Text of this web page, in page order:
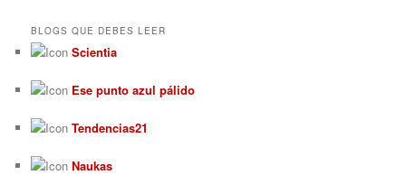
BLOGS QUE DEBES LEER
Scientia
Ese punto azul pálido
Tendencias21
Naukas